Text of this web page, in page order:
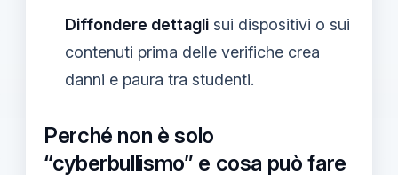
Diffondere dettagli sui dispositivi o sui
contenuti prima delle verifiche crea
danni e paura tra studenti.
Perché non è solo
“cyberbullismo” e cosa può fare